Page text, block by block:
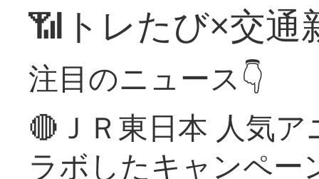
📶トレたび×交通
注目のニュース👇
🔴ＪＲ東日本 人気
ラボしたキャンペー